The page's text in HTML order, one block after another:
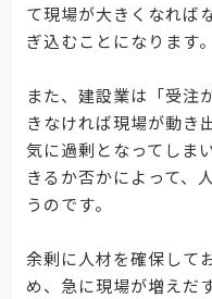
て現場が大きくなれば
ぎ込むことになります。
また、建設業は「受注
きなければ現場が動き
気に過剰となってしま
きるか否かによって、
うのです。
余剰に人材を確保して
め、急に現場が増えだ